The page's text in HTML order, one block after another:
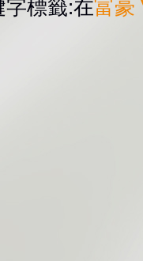
標籤:在富豪